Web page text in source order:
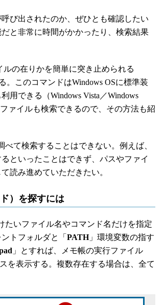
び出されたのか、ぜひとも確認したい
と非常に時間がかかったり、検索結果
の在りかを簡単に突き止められる
。このコマンドはWindows OSに標準装
用できる（Windows Vista／Windows
ァイルも検索できるので、その方法も紹
て検索することはできない。例えば、
といったことはできず、パスやファイ
読み進めていただきたい。
）を探すには
いファイル名やコマンド名だけを指定
トフォルダと「 PATH」環境変数の指す
」とすれば、メモ帳の実行ファイル
を表示する。複数存在する場合は、全て